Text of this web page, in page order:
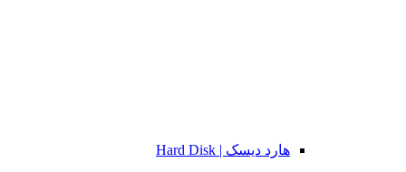
هارد دیسک | Hard Disk